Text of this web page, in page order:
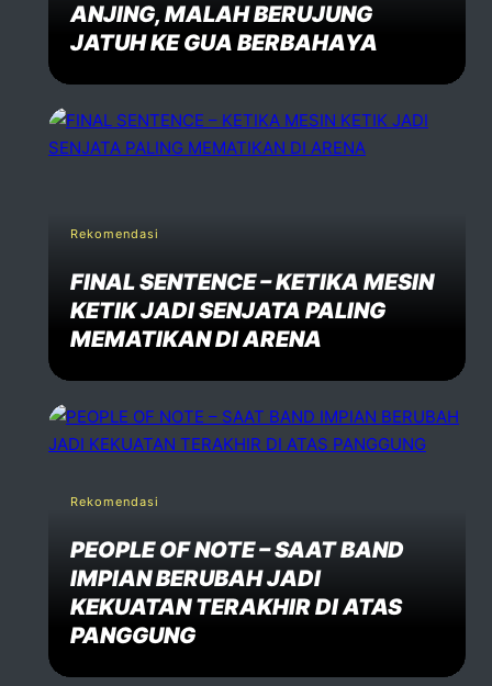
ANJING, MALAH BERUJUNG
JATUH KE GUA BERBAHAYA
Rekomendasi
FINAL SENTENCE – KETIKA MESIN
KETIK JADI SENJATA PALING
MEMATIKAN DI ARENA
Rekomendasi
PEOPLE OF NOTE – SAAT BAND
IMPIAN BERUBAH JADI
KEKUATAN TERAKHIR DI ATAS
PANGGUNG